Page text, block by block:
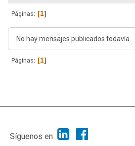
Páginas 1
No hay mensajes publicados todavía.
Páginas 1
|
Síguenos en